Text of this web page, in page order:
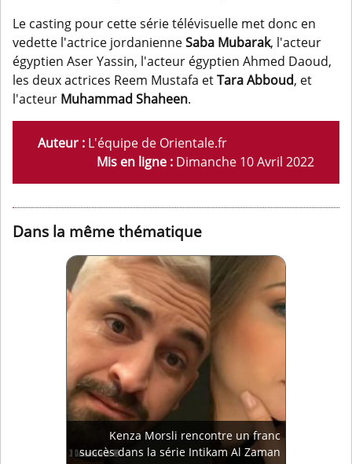
Le casting pour cette série télévisuelle met donc en
vedette l'actrice jordanienneSaba Mubarak, l'acteur
égyptien Aser Yassin, l'acteur égyptien Ahmed Daoud,
les deux actrices Reem Mustafa etTara Abboud, et
l'acteur Muhammad Shaheen.
Auteur : L'équipe de Orientale.fr
Mis en ligne : Dimanche 10 Avril 2022
Dans la même thématique
Kenza Morsli rencontre un franc
succès dans la série Intikam Al Zaman